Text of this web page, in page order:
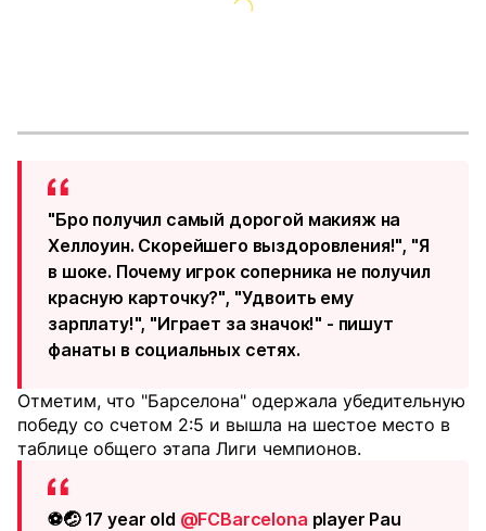
"Бро получил самый дорогой макияж на
Хеллоуин. Скорейшего выздоровления!", "Я
в шоке. Почему игрок соперника не получил
красную карточку?", "Удвоить ему
зарплату!", "Играет за значок!" - пишут
фанаты в социальных сетях.
Отметим, что "Барселона" одержала убедительную
победу со счетом 2:5 и вышла на шестое место в
таблице общего этапа Лиги чемпионов.
⚽🤕 17 year old @FCBarcelona player Pau